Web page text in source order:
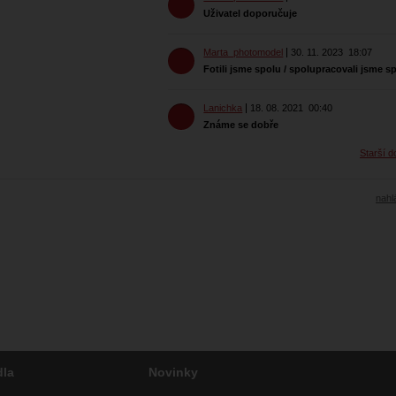
Uživatel doporučuje
Marta_photomodel 30. 11. 2023 18:07
Fotili jsme spolu / spolupracovali jsme
Lanichka 18. 08. 2021
00:40
Známe se dobře
Starší
Novinky